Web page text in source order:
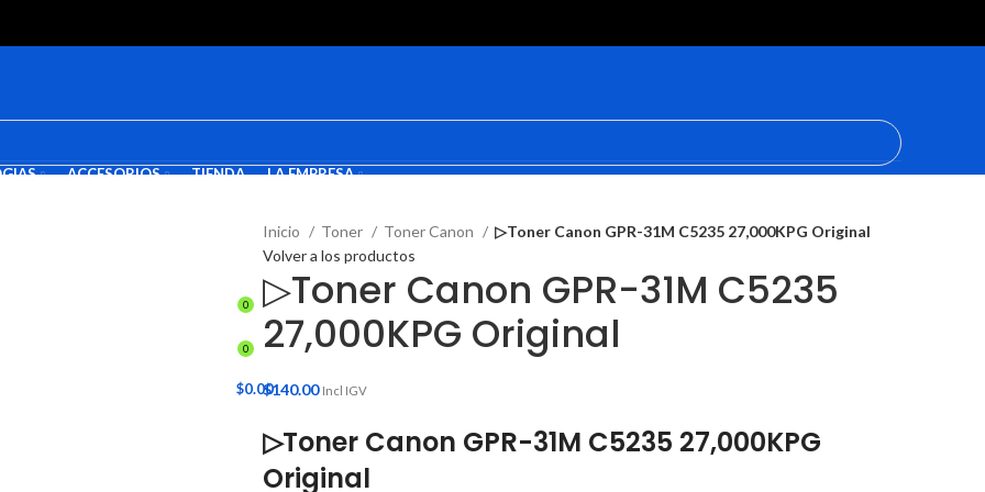
INICIO DE SESIÓN / REGISTRARSE
0
0
$0.00
MENÚ
ACCESORIOS TIENDA
LA EMPRESA
Inicio Toner Toner Canon
▷Toner Canon GPR-31M C5235 27,000KPG Original
Volver a los productos
▷Toner Canon GPR-31M C5235
27,000KPG Original
$140.00 Incl IGV
▷Toner Canon GPR-31M C5235 27,000KPG
Original